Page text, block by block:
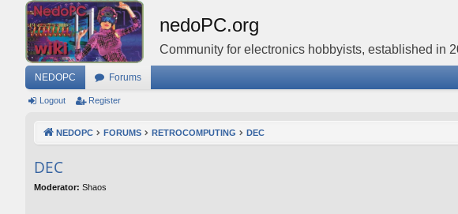
nedoPC.org
Community for electronics hobbyists, established in
NEDOPC Forums
Logout Register
NEDOPC FORUMS RETROCOMPUTING DEC
DEC
Moderator: Shaos